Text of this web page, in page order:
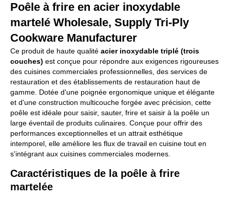
Poêle à frire en acier inoxydable
martelé Wholesale, Supply Tri-Ply
Cookware Manufacturer
Ce produit de haute qualité acier inoxydable triplé (trois
couches) est conçue pour répondre aux exigences rigoureuses
des cuisines commerciales professionnelles, des services de
restauration et des établissements de restauration haut de
gamme. Dotée d'une poignée ergonomique unique et élégante
et d'une construction multicouche forgée avec précision, cette
poêle est idéale pour saisir, sauter, frire et saisir à la poêle un
large éventail de produits culinaires. Conçue pour offrir des
performances exceptionnelles et un attrait esthétique
intemporel, elle améliore les flux de travail en cuisine tout en
s'intégrant aux cuisines commerciales modernes.
Caractéristiques de la poêle à frire
martelée